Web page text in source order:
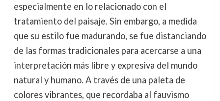
especialmente en lo relacionado con el
tratamiento del paisaje. Sin embargo, a medida
que su estilo fue madurando, se fue distanciando
de las formas tradicionales para acercarse a una
interpretación más libre y expresiva del mundo
natural y humano. A través de una paleta de
colores vibrantes, que recordaba al fauvismo